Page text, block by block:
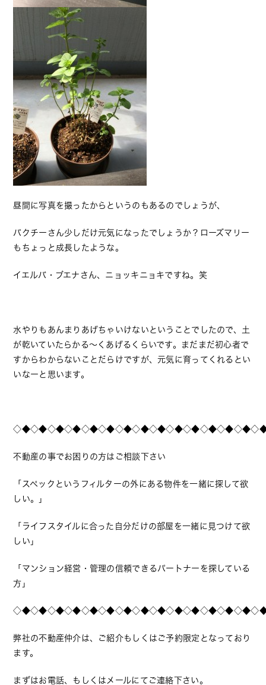
昼間に写真を撮ったからというのもあるのでしょうが、
パクチーさん少しだけ元気になったでしょうか？ローズマリー
もちょっと成長したような。
イエルバ・ブエナさん、ニョッキニョキですね。笑
水やりもあんまりあげちゃいけないということでしたので、土
が乾いていたらかる～くあげるくらいです。まだまだ初心者で
すからわからないことだらけですが、元気に育ってくれるとい
いなーと思います。
不動産の事でお困りの方はご相談下さい
「スペックというフィルターの外にある物件を一緒に探して欲
しい。」
「ライフスタイルに合った自分だけの部屋を一緒に見つけて欲
しい」
「マンション経営・管理の信頼できるパートナーを探している
方」
弊社の不動産仲介は、ご紹介もしくはご予約限定となっており
ます。
まずはお電話、もしくはメールにてご連絡下さい。